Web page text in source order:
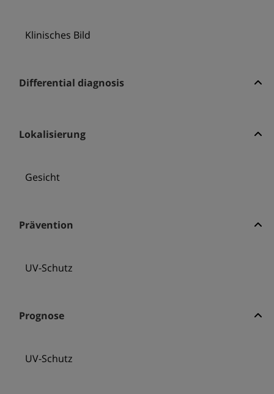
Klinisches Bild
Differential diagnosis
Lokalisierung
Gesicht
Prävention
UV-Schutz
Prognose
UV-Schutz